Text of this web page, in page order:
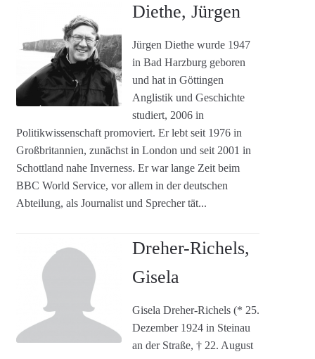
Diethe, Jürgen
Jürgen Diethe wurde 1947
in Bad Harzburg geboren
und hat in Göttingen
Anglistik und Geschichte
studiert, 2006 in
Politikwissenschaft promoviert. Er lebt seit 1976 in
Großbritannien, zunächst in London und seit 2001 in
Schottland nahe Inverness. Er war lange Zeit beim
BBC World Service, vor allem in der deutschen
Abteilung, als Journalist und Sprecher tät...
Dreher-Richels,
Gisela
Gisela Dreher-Richels (* 25.
Dezember 1924 in Steinau
an der Straße, † 22. August